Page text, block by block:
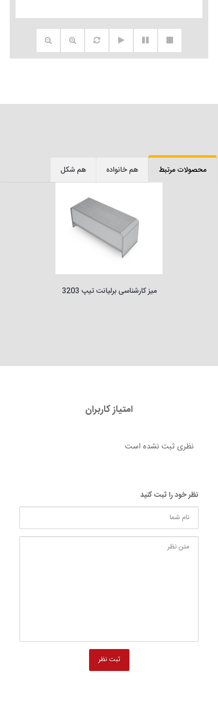
محصولات مرتبط هم خانواده هم شکل
میز کارشناسی برلیانت تیپ 3203
امتیاز کاربران
نظری ثبت نشده است
نظر خود را ثبت کنید